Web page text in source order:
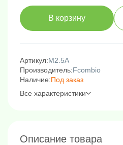
В корзину
Артикул:M2.5A
Производитель:Fcombio
Наличие:Под заказ
Все характеристики
Описание товара